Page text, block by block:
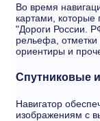
Во время
картами, которые
"Дороги России.
рельефа,
ориентиры и
Спутниковые
Навигатор
изображениям с